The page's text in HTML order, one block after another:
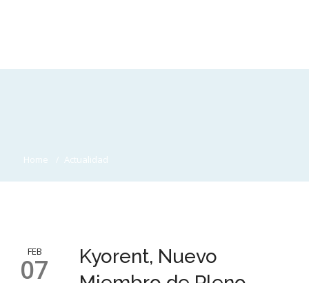
Home Actualidad
FEB
07
Kyorent, Nuevo